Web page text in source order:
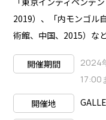
2019）、「内モンゴル
術館、中国、2015）な
開催期間
2024
17:00
開催地